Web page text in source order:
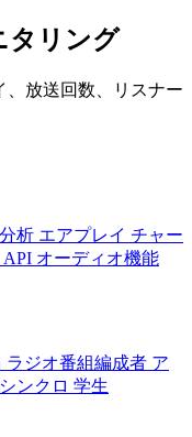
タリング
放送回数、リスナー
析 エアプレイ チャー
API オーディオ機能
ラジオ番組編成者 ア
ンクロ 学生